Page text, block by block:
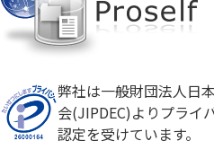
弊社は一般財団法人日
会(JIPDEC)よりプライ
認定を受けています。